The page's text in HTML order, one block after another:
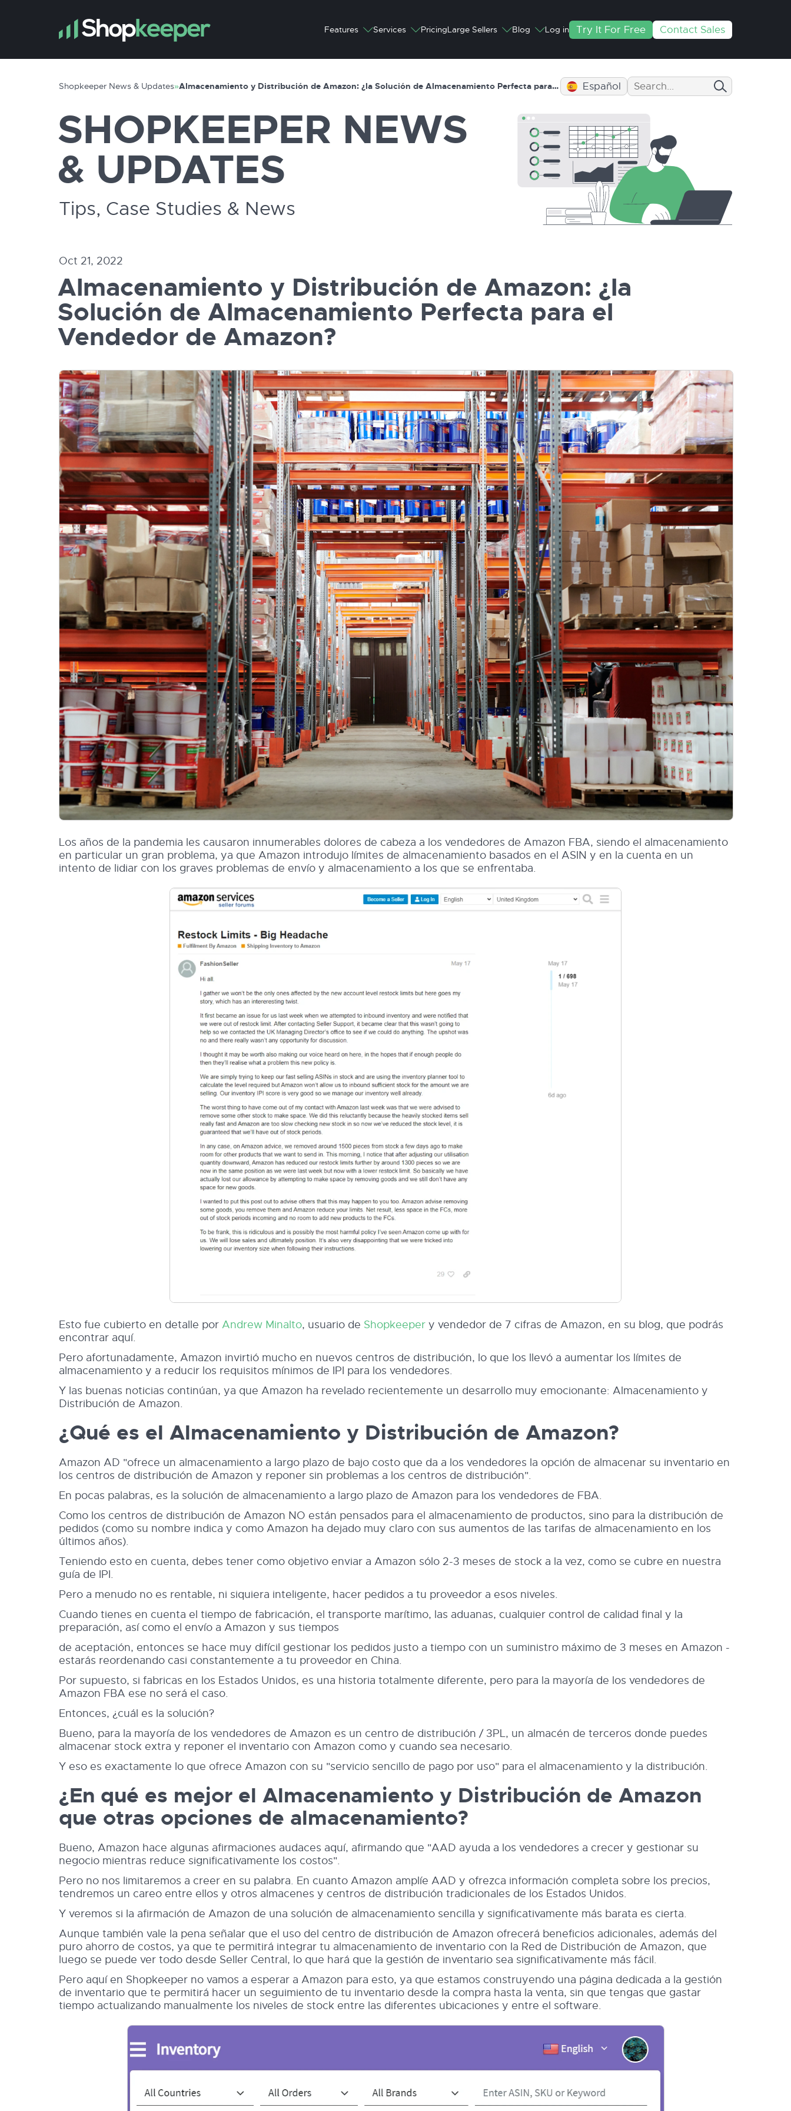
Features Services PricingLarge Sellers Blog Log in Try It For Free Contact Sales
Shopkeeper News & Updates» Almacenamiento y Distribución de Amazon: ¿la Solución de Almacenamiento Perfecta para el Vendedor de Amazon? Español
SHOPKEEPER NEWS
& UPDATES
Tips, Case Studies & News
Oct 21, 2022
Almacenamiento y Distribución de Amazon: ¿la
Solución de Almacenamiento Perfecta para el
Vendedor de Amazon?
Los años de la pandemia les causaron innumerables dolores de cabeza a los vendedores de Amazon FBA, siendo el almacenamiento
en particular un gran problema, ya que Amazon introdujo límites de almacenamiento basados en el ASIN y en la cuenta en un
intento de lidiar con los graves problemas de envío y almacenamiento a los que se enfrentaba.
Esto fue cubierto en detalle por Andrew Minalto, usuario de Shopkeeper y vendedor de 7 cifras de Amazon, en su blog, que podrás
encontrar aquí.
Pero afortunadamente, Amazon invirtió mucho en nuevos centros de distribución, lo que los llevó a aumentar los límites de
almacenamiento y a reducir los requisitos mínimos de IPI para los vendedores.
Y las buenas noticias continúan, ya que Amazon ha revelado recientemente un desarrollo muy emocionante: Almacenamiento y
Distribución de Amazon.
¿Qué es el Almacenamiento y Distribución de Amazon?
Amazon AD "ofrece un almacenamiento a largo plazo de bajo costo que da a los vendedores la opción de almacenar su inventario en
los centros de distribución de Amazon y reponer sin problemas a los centros de distribución".
En pocas palabras, es la solución de almacenamiento a largo plazo de Amazon para los vendedores de FBA.
Como los centros de distribución de Amazon NO están pensados para el almacenamiento de productos, sino para la distribución de
pedidos (como su nombre indica y como Amazon ha dejado muy claro con sus aumentos de las tarifas de almacenamiento en los
últimos años).
Teniendo esto en cuenta, debes tener como objetivo enviar a Amazon sólo 2-3 meses de stock a la vez, como se cubre en nuestra
guía de IPI.
Pero a menudo no es rentable, ni siquiera inteligente, hacer pedidos a tu proveedor a esos niveles.
Cuando tienes en cuenta el tiempo de fabricación, el transporte marítimo, las aduanas, cualquier control de calidad final y la
preparación, así como el envío a Amazon y sus tiempos
de aceptación, entonces se hace muy difícil gestionar los pedidos justo a tiempo con un suministro máximo de 3 meses en Amazon -
estarás reordenando casi constantemente a tu proveedor en China.
Por supuesto, si fabricas en los Estados Unidos, es una historia totalmente diferente, pero para la mayoría de los vendedores de
Amazon FBA ese no será el caso.
Entonces, ¿cuál es la solución?
Bueno, para la mayoría de los vendedores de Amazon es un centro de distribución / 3PL, un almacén de terceros donde puedes
almacenar stock extra y reponer el inventario con Amazon como y cuando sea necesario.
Y eso es exactamente lo que ofrece Amazon con su "servicio sencillo de pago por uso" para el almacenamiento y la distribución.
¿En qué es mejor el Almacenamiento y Distribución de Amazon
que otras opciones de almacenamiento?
Bueno, Amazon hace algunas afirmaciones audaces aquí, afirmando que "AAD ayuda a los vendedores a crecer y gestionar su
negocio mientras reduce significativamente los costos".
Pero no nos limitaremos a creer en su palabra. En cuanto Amazon amplíe AAD y ofrezca información completa sobre los precios,
tendremos un careo entre ellos y otros almacenes y centros de distribución tradicionales de los Estados Unidos.
Y veremos si la afirmación de Amazon de una solución de almacenamiento sencilla y significativamente más barata es cierta.
Aunque también vale la pena señalar que el uso del centro de distribución de Amazon ofrecerá beneficios adicionales, además del
puro ahorro de costos, ya que te permitirá integrar tu almacenamiento de inventario con la Red de Distribución de Amazon, que
luego se puede ver todo desde Seller Central, lo que hará que la gestión de inventario sea significativamente más fácil.
Pero aquí en Shopkeeper no vamos a esperar a Amazon para esto, ya que estamos construyendo una página dedicada a la gestión
de inventario que te permitirá hacer un seguimiento de tu inventario desde la compra hasta la venta, sin que tengas que gastar
tiempo actualizando manualmente los niveles de stock entre las diferentes ubicaciones y entre el software.